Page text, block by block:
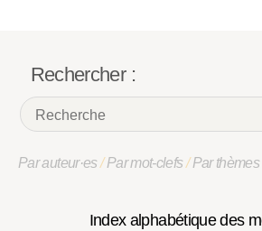
Rechercher :
Par auteur·es/Par mot-clefs/Par thèmes
Index alphabétique des